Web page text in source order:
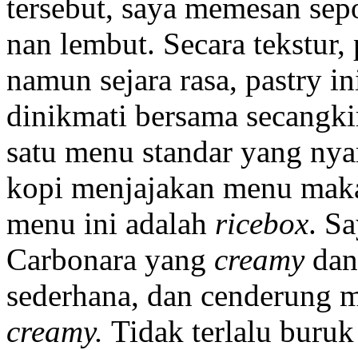
tersebut, saya memesan
nan lembut. Secara
namun sejara rasa, pastry
dinikmati bersama
satu menu standar yang
kopi menjajakan menu
menu ini adalah ricebox.
Carbonara yang creamy
sederhana, dan cenderung
creamy. Tidak terlalu